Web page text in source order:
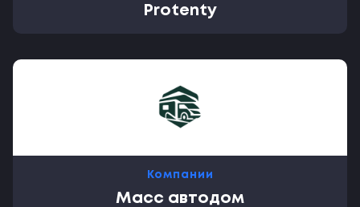
Protenty
Компании
Масс автодом